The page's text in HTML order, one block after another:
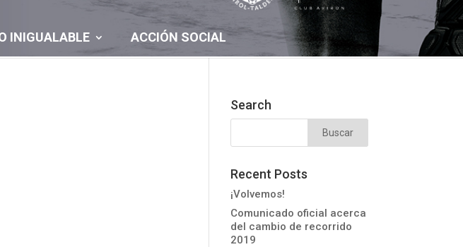
INIGUALABLE ACCIÓN SOCIAL
Search
Recent Posts
¡Volvemos!
Comunicado oficial acerca
del cambio de recorrido
2019